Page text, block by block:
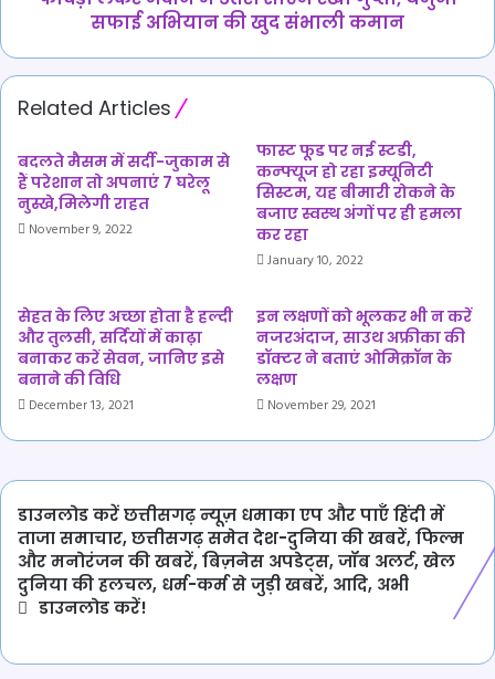
खुद
कमान
सफाई अभियान की खुद संभाली कमान
Related Articles
बदलते मैसम में सर्दी-जुकाम से
हैं परेशान तो अपनाएं 7 घरेलू
नुस्खे,मिलेगी राहत
November 9, 2022
फास्ट फूड पर नई स्टडी,
कन्फ्यूज हो रहा इम्यूनिटी
सिस्टम, यह बीमारी रोकने के
बजाए स्वस्थ अंगों पर ही हमला
कर रहा
January 10, 2022
सेहत के लिए अच्छा होता है हल्दी
और तुलसी, सर्दियों में काढ़ा
बनाकर करें सेवन, जानिए इसे
बनाने की विधि
December 13, 2021
इन लक्षणों को भूलकर भी न करें
नजरअंदाज, साउथ अफ्रीका की
डॉक्टर ने बताएं ओमिक्रॉन के
लक्षण
November 29, 2021
डाउनलोड करें छत्तीसगढ़ न्यूज़ धमाका एप और पाएँ हिंदी में
ताजा समाचार, छत्तीसगढ़ समेत देश-दुनिया की खबरें, फिल्म
और मनोरंजन की खबरें, बिज़नेस अपडेट्स, जॉब अलर्ट, खेल
दुनिया की हलचल, धर्म-कर्म से जुड़ी खबरें, आदि, अभी
डाउनलोड करें!